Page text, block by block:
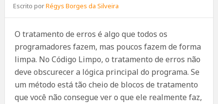
Escrito porRégys Borges da Silveira
O tratamento de erros é algo que todos os
programadores fazem, mas poucos fazem de forma
limpa. No Código Limpo, o tratamento de erros não
deve obscurecer a lógica principal do programa. Se
um método está tão cheio de blocos de tratamento
que você não consegue ver o que ele realmente faz,